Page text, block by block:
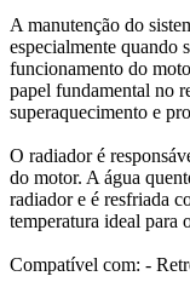
A manutenção do
especialmente quando
funcionamento do
papel fundamental no
superaquecimento e
O radiador é
do motor. A água
radiador e é resfriada
temperatura ideal para
Compatível com: -